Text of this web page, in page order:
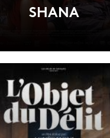
SHANA
Film réalisé par Lila Pinell
Voir la fiche du film